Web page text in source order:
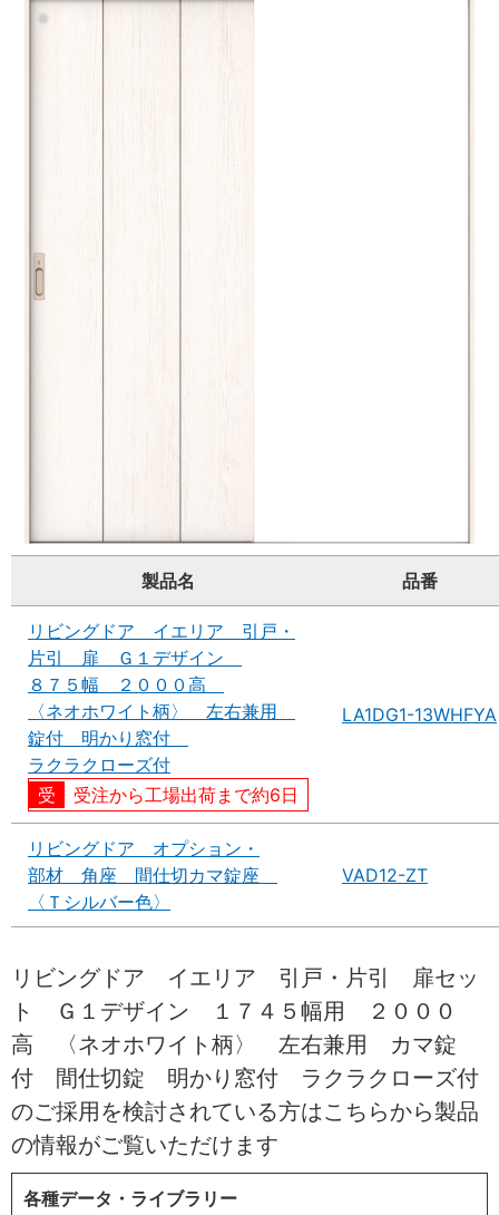
製品名 品番
リビングドア イエリア 引戸・
片引 扉 Ｇ１デザイン
８７５幅 ２０００高
〈ネオホワイト柄〉 左右兼用
錠付 明かり窓付
ラクラクローズ付
受注から工場出荷まで約6日
LA1DG1-13WHFYA
リビングドア オプション・
部材 角座 間仕切カマ錠座
〈Ｔシルバー色〉
VAD12-ZT
リビングドア イエリア 引戸・片引 扉セッ
ト Ｇ１デザイン １７４５幅用 ２０００
高 〈ネオホワイト柄〉 左右兼用 カマ錠
付 間仕切錠 明かり窓付 ラクラクローズ付
のご採用を検討されている方はこちらから製品
の情報がご覧いただけます
各種データ・ライブラリー